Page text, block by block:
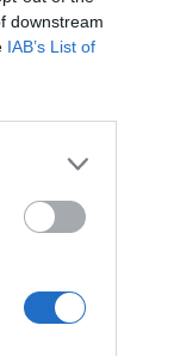
downstream
IAB’s List of